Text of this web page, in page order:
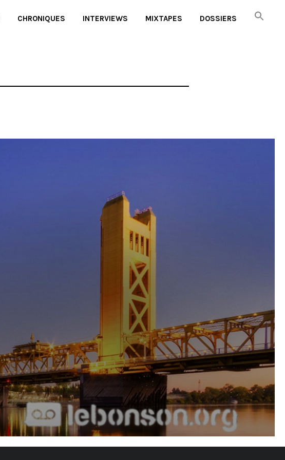
CHRONIQUES INTERVIEWS MIXTAPES DOSSIERS